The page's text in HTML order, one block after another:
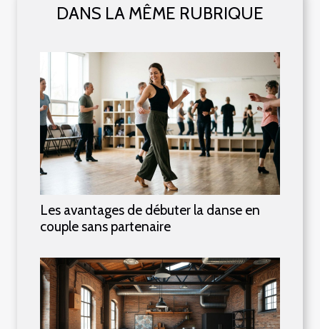
DANS LA MÊME RUBRIQUE
Les avantages de débuter la danse en
couple sans partenaire